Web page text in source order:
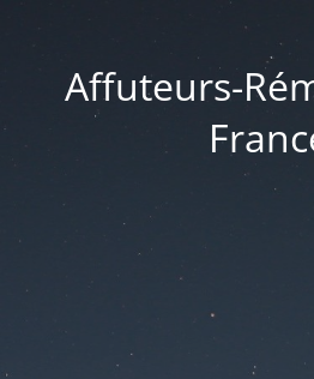
Affuteurs-